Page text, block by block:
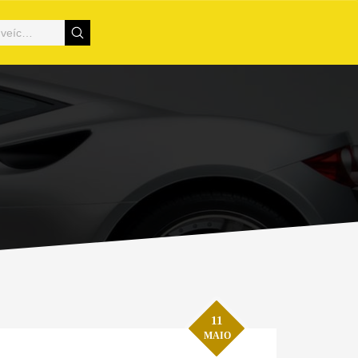
11
MAIO